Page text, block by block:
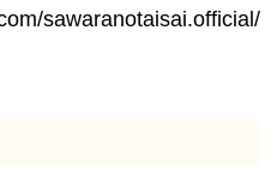
sawaranotaisai.official/